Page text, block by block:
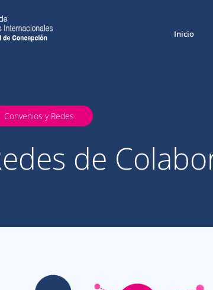
Inicio
Convenios y Redes
de